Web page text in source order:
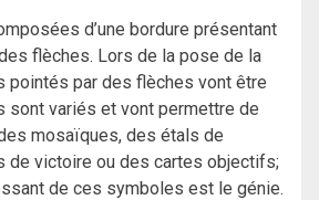
d’une bordure présentant
flèches. Lors de la pose de la
pointés par des flèches vont être
variés et vont permettre de
mosaïques, des étals de
de victoire ou des cartes objectifs;
de ces symboles est le génie.